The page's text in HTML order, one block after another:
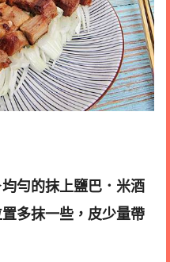
勻的抹上鹽巴．米酒
多抹一些，皮少量帶